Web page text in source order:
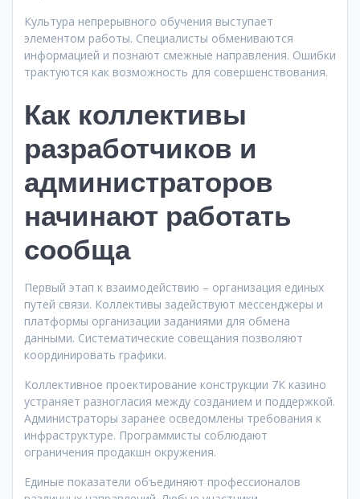
Культура непрерывного обучения выступает
элементом работы. Специалисты обмениваются
информацией и познают смежные направления. Ошибки
трактуются как возможность для совершенствования.
Как коллективы
разработчиков и
администраторов
начинают работать
сообща
Первый этап к взаимодействию – организация единых
путей связи. Коллективы задействуют мессенджеры и
платформы организации заданиями для обмена
данными. Систематические совещания позволяют
координировать графики.
Коллективное проектирование конструкции 7К казино
устраняет разногласия между созданием и поддержкой.
Администраторы заранее осведомлены требования к
инфраструктуре. Программисты соблюдают
ограничения продакшн окружения.
Единые показатели объединяют профессионалов